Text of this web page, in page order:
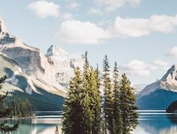
150 avis)
des plages deTofino
, ou observer
toute autre ambiance,
sous la
à la conduite d’attelage que
bois d’autrefois.